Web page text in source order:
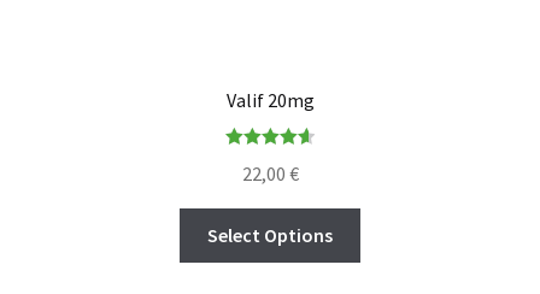
Valif 20mg
out of 5
22,00 €
Select Options